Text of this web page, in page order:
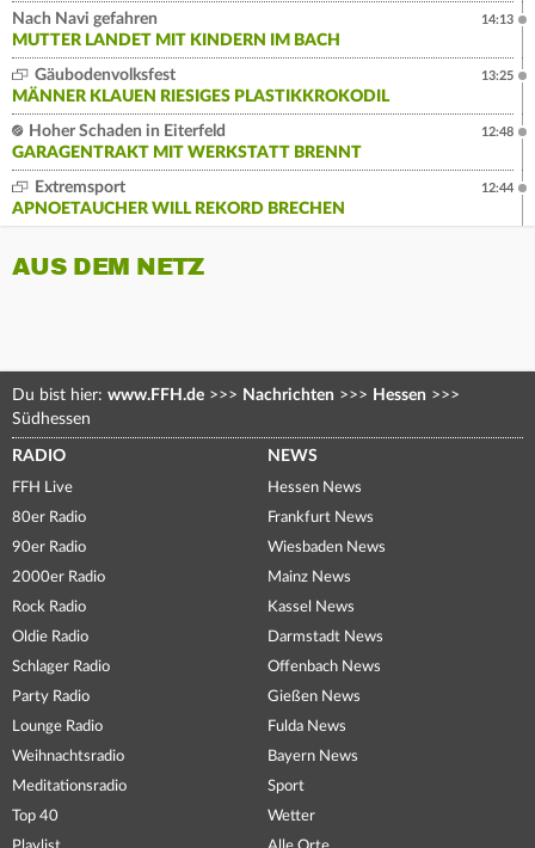
Nach Navi gefahren
MUTTER LANDET MIT KINDERN IM BACH
14:13
Gäubodenvolksfest
MÄNNER KLAUEN RIESIGES PLASTIKKROKODIL
13:25
Hoher Schaden in Eiterfeld
GARAGENTRAKT MIT WERKSTATT BRENNT
12:48
Extremsport
APNOETAUCHER WILL REKORD BRECHEN
12:44
AUS DEM NETZ
Du bist hier: www.FFH.de >>> Nachrichten >>> Hessen >>>
Südhessen
RADIO
FFH Live
80er Radio
90er Radio
2000er Radio
Rock Radio
Oldie Radio
Schlager Radio
Party Radio
Lounge Radio
Weihnachtsradio
Meditationsradio
Top 40
NEWS
Hessen News
Frankfurt News
Wiesbaden News
Mainz News
Kassel News
Darmstadt News
Offenbach News
Gießen News
Fulda News
Bayern News
Sport
Wetter